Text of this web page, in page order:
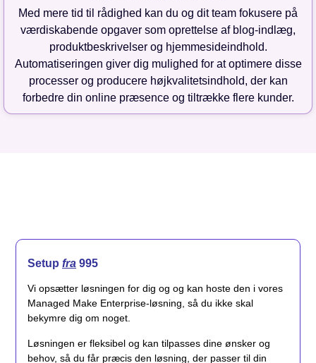
Med mere tid til rådighed kan du og dit team fokusere på
værdiskabende opgaver som oprettelse af blog-indlæg,
produktbeskrivelser og hjemmesideindhold.
Automatiseringen giver dig mulighed for at optimere disse
processer og producere højkvalitetsindhold, der kan
forbedre din online præsence og tiltrække flere kunder.
Setup fra 995
Vi opsætter løsningen for dig og og kan hoste den i vores
Managed Make Enterprise-løsning, så du ikke skal
bekymre dig om noget.
Løsningen er fleksibel og kan tilpasses dine ønsker og
behov, så du får præcis den løsning, der passer til din